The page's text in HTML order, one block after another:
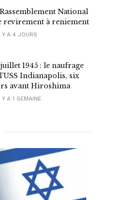
National
revirement à reniement
A 4 JOURS
1945 : le naufrage
Indianapolis, six
avant Hiroshima
A 1 SEMAINE